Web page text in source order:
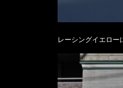
レーシングイエロー